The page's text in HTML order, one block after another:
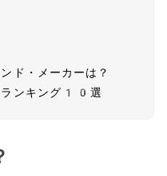
ド・メーカーは？
ランキング10選